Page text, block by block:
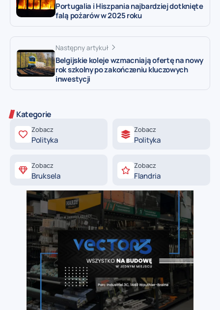
Portugalia i Hiszpania najbardziej dotknięte
falą pożarów w 2025 roku
Następny artykuł
Belgijskie koleje wzmacniają ofertę na nowy
rok szkolny po zakończeniu kluczowych
inwestycji
Kategorie
Zobacz
Polityka
Zobacz
Polityka
Zobacz
Bruksela
Zobacz
Flandria